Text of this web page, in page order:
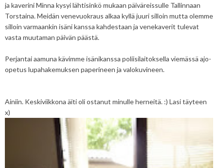
ja kaverini Minna kysyi lähtisinkö mukaan päiväreissulle Tallinnaan
Torstaina. Meidän venevuokraus alkaa kyllä juuri silloin mutta olemme
silloin varmaankin isäni kanssa kahdestaan ja venekaverit tulevat
vasta muutaman päivän päästä.
Perjantai aamuna kävimme isänikanssa poliisilaitoksella viemässä ajo-
opetus lupahakemuksen paperineen ja valokuvineen.
Ainiin. Keskiviikkona äiti oli ostanut minulle herneitä. :) Lasi täyteen
x)